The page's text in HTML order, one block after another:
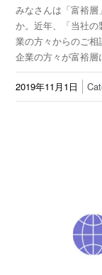
みなさんは「富裕
か。近年、「当社
業の方々からのご
企業の方々が富裕
2019年11月1日